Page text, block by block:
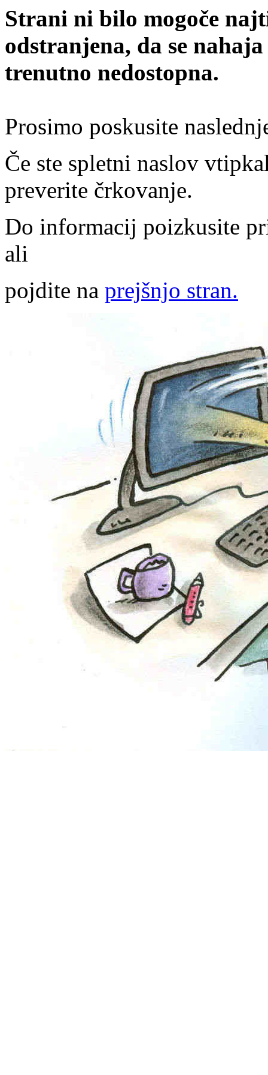
Strani ni bilo mogoče
odstranjena, da se
trenutno nedostopna.
Prosimo poskusite
Če ste spletni naslov
preverite črkovanje.
Do informacij poizkusite
ali
pojdite na prejšnjo stran.